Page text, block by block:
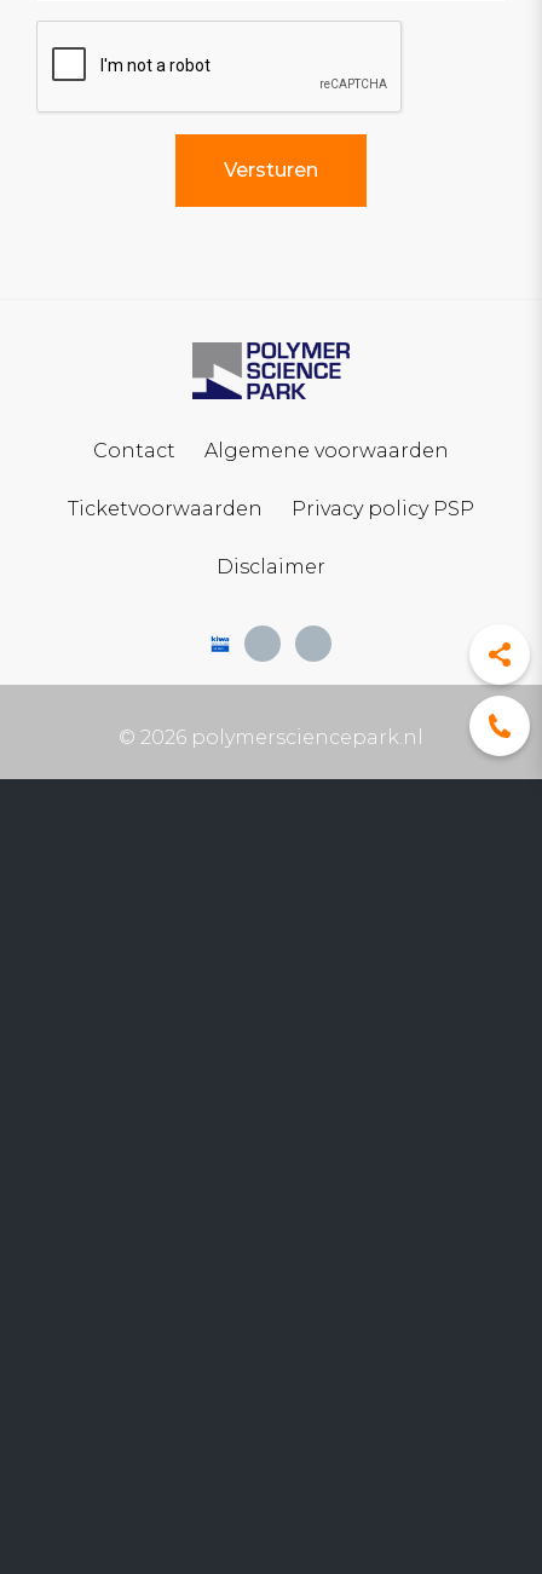
Contact Algemene voorwaarden
Ticketvoorwaarden Privacy policy PSP
Disclaimer
© 2026 polymersciencepark.nl